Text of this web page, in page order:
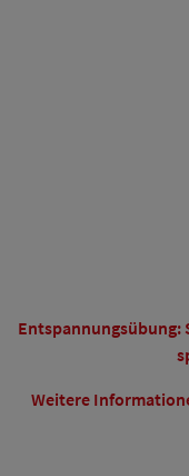
Entspannungsübung:
Weitere